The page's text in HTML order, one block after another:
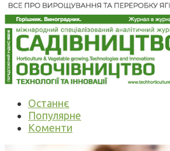
Останнє
Популярне
Коменти